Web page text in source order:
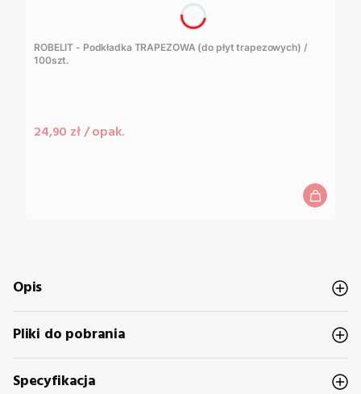
ROBELIT - Podkładka TRAPEZOWA (do płyt trapezowych) /
100szt.
Cena
24,90 zł / opak.
Opis
Pliki do pobrania
Specyfikacja